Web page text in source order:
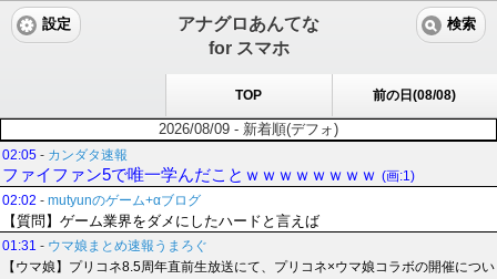
アナグロあんてな
for スマホ
設定 検索
TOP 前の日(08/08)
2026/08/09 - 新着順(デフォ)
02:05 - カンダタ速報
ファイファン5で唯一学んだことｗｗｗｗｗｗｗｗ (画:1)
02:02 - mutyunのゲーム+αブログ
【質問】ゲーム業界をダメにしたハードと言えば
01:31 - ウマ娘まとめ速報うまろぐ
【ウマ娘】プリコネ8.5周年直前生放送にて、プリコネ×ウマ娘コラボの開催につい